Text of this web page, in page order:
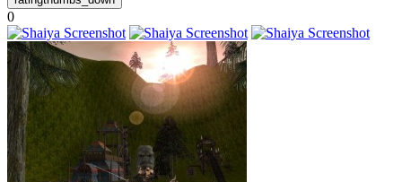
0